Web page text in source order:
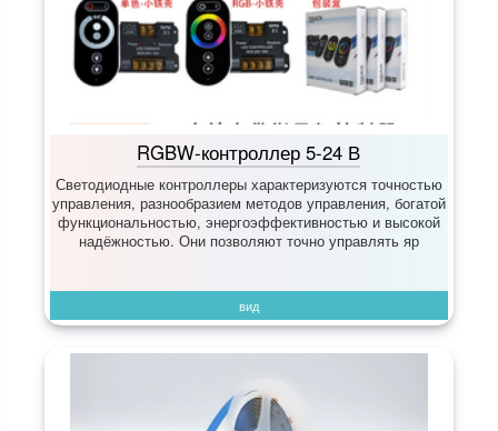
RGBW-контроллер 5-24 В
Светодиодные контроллеры характеризуются точностью
управления, разнообразием методов управления, богатой
функциональностью, энергоэффективностью и высокой
надёжностью. Они позволяют точно управлять яр
вид